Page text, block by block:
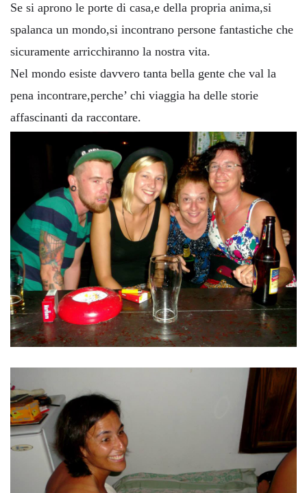
Se si aprono le porte di casa,e della propria anima,si
spalanca un mondo,si incontrano persone fantastiche che
sicuramente arricchiranno la nostra vita.
Nel mondo esiste davvero tanta bella gente che val la
pena incontrare,perche’ chi viaggia ha delle storie
affascinanti da raccontare.